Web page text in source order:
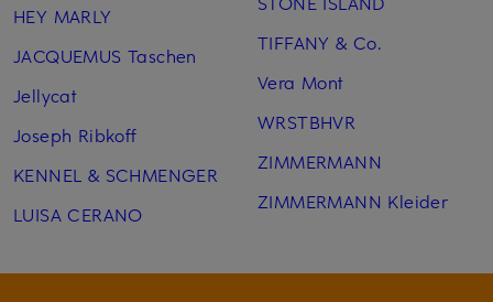
HEY MARLY
JACQUEMUS Taschen
Jellycat
Joseph Ribkoff
KENNEL & SCHMENGER
LUISA CERANO
TIFFANY & Co.
Vera Mont
WRSTBHVR
ZIMMERMANN
ZIMMERMANN Kleider